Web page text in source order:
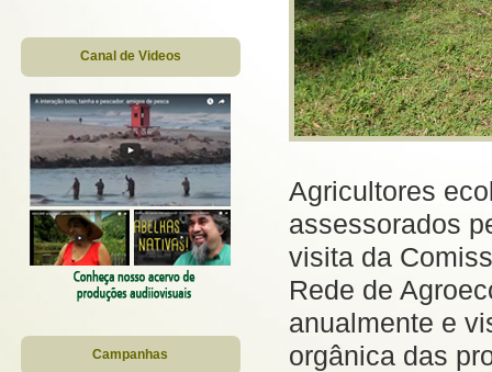
Canal de Videos
Campanhas
Agricultores
assessorados
visita da
Rede de
anualmente e
orgânica das